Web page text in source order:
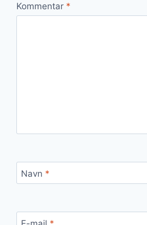
Kommentar *
Navn *